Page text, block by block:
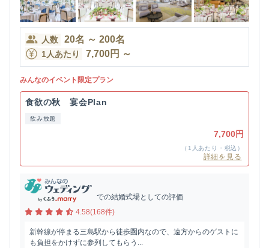
人数 20名 ～ 200名
1人あたり 7,700円 ～
みんなのイベント限定プラン
食欲の秋 宴会Plan
飲み放題
7,700円
（1人あたり・税込）
詳細を見る
での結婚式場としての評価
4.58(168件)
新幹線が停まる三島駅から徒歩圏内なので、遠方からのゲストに
も負担をかけずに参列してもらう...